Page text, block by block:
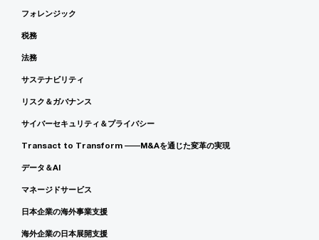
フォレンジック
税務
法務
サステナビリティ
リスク＆ガバナンス
サイバーセキュリティ＆プライバシー
Transact to Transform ――M&Aを通じた変革の実現
データ＆AI
マネージドサービス
日本企業の海外事業支援
海外企業の日本展開支援